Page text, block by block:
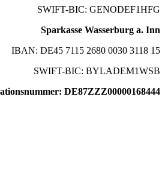
SWIFT-BIC: GENODEF1HFG
Sparkasse Wasserburg a. Inn
IBAN: DE45 7115 2680 0030 3118 15
SWIFT-BIC: BYLADEM1WSB
DE87ZZZ00000168444